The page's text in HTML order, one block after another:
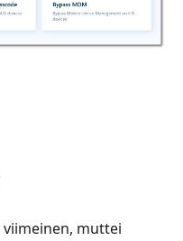
viimeinen, muttei